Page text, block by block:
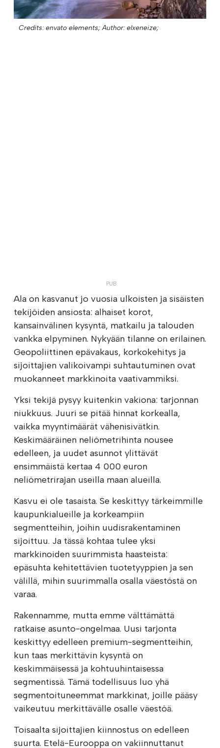
Credits: envato elements; Author: elxeneize;
Ala on kasvanut jo vuosia ulkoisten ja sisäisten
tekijöiden ansiosta: alhaiset korot,
kansainvälinen kysyntä, matkailu ja talouden
vankka elpyminen. Nykyään tilanne on erilainen.
Geopoliittinen epävakaus, korkokehitys ja
sijoittajien valikoivampi suhtautuminen ovat
muokanneet markkinoita vaativammiksi.
Yksi tekijä pysyy kuitenkin vakiona: tarjonnan
niukkuus. Juuri se pitää hinnat korkealla,
vaikka myyntimäärät vähenisivätkin.
Keskimääräinen neliömetrihinta nousee
edelleen, ja uudet asunnot ylittävät
ensimmäistä kertaa 4 000 euron
neliömetrirajan useilla maan alueilla.
Kasvu ei ole tasaista. Se keskittyy tärkeimmille
kaupunkialueille ja korkeampiin
segmentteihin, joihin uudisrakentaminen
sijoittuu. Ja tässä kohtaa tulee yksi
markkinoiden suurimmista haasteista:
epäsuhta kehitettävien tuotetyyppien ja sen
välillä, mihin suurimmalla osalla väestöstä on
varaa.
Rakennamme, mutta emme välttämättä
ratkaise asunto-ongelmaa. Uusi tarjonta
keskittyy edelleen premium-segmentteihin,
kun taas merkittävin kysyntä on
keskimmäisessä ja kohtuuhintaisessa
segmentissä. Tämä todellisuus luo yhä
segmentoituneemmat markkinat, joille pääsy
vaikeutuu merkittävälle osalle väestöä.
Toisaalta sijoittajien kiinnostus on edelleen
suurta. Etelä-Eurooppa on vakiinnuttanut